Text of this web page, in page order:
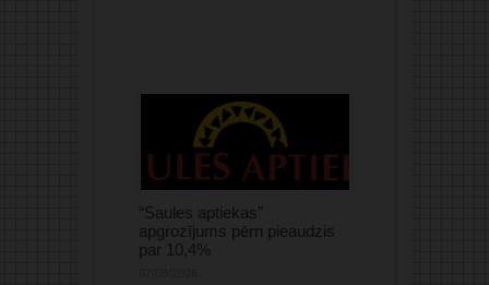
“Saules aptiekas”
apgrozījums pērn pieaudzis
par 10,4%